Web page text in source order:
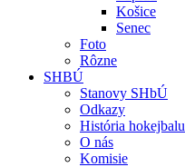
Košice
Senec
Foto
Rôzne
SHBÚ
Stanovy SHbÚ
Odkazy
História hokejbalu
O nás
Komisie